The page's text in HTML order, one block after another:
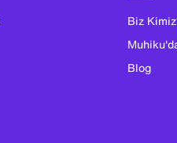
Biz
Blog